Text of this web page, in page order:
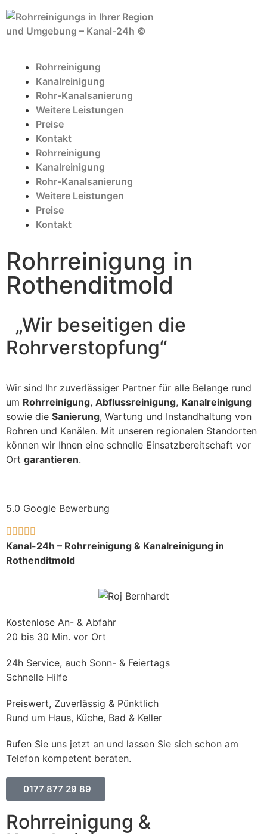
Rohrreinigung
Kanalreinigung
Rohr-Kanalsanierung
Weitere Leistungen
Preise
Kontakt
Rohrreinigung
Kanalreinigung
Rohr-Kanalsanierung
Weitere Leistungen
Preise
Kontakt
Rohrreinigung in
Rothenditmold
„Wir beseitigen die
Rohrverstopfung“
Wir sind Ihr zuverlässiger Partner für alle Belange rund
um Rohrreinigung, Abflussreinigung, Kanalreinigung
sowie die Sanierung, Wartung und Instandhaltung von
Rohren und Kanälen. Mit unseren regionalen Standorten
können wir Ihnen eine schnelle Einsatzbereitschaft vor
Ort garantieren.
5.0 Google Bewerbung
    
Kanal-24h – Rohrreinigung & Kanalreinigung in
Rothenditmold
Kostenlose An- & Abfahr
20 bis 30 Min. vor Ort
24h Service, auch Sonn- & Feiertags
Schnelle Hilfe
Preiswert, Zuverlässig & Pünktlich
Rund um Haus, Küche, Bad & Keller
Rufen Sie uns jetzt an und lassen Sie sich schon am
Telefon kompetent beraten.
0177 877 29 89
Rohrreinigung &